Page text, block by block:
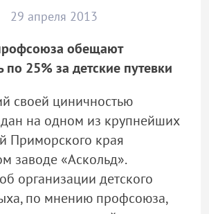
29 апреля 2013
обещают
по 25% за детские путевки
своей циничностью
на одном из крупнейших
Приморского края
заводе «Аскольд».
организации детского
по мнению профсоюза,